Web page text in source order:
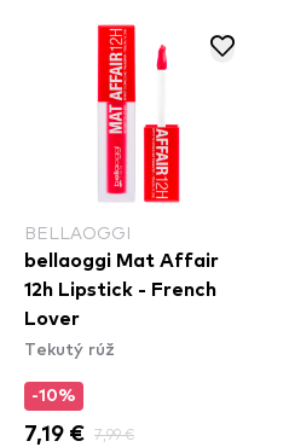
BELLAOGGI
bellaoggi Mat Affair
12h Lipstick - French
Lover
Tekutý rúž
-10%
7,19 € 7,99 €